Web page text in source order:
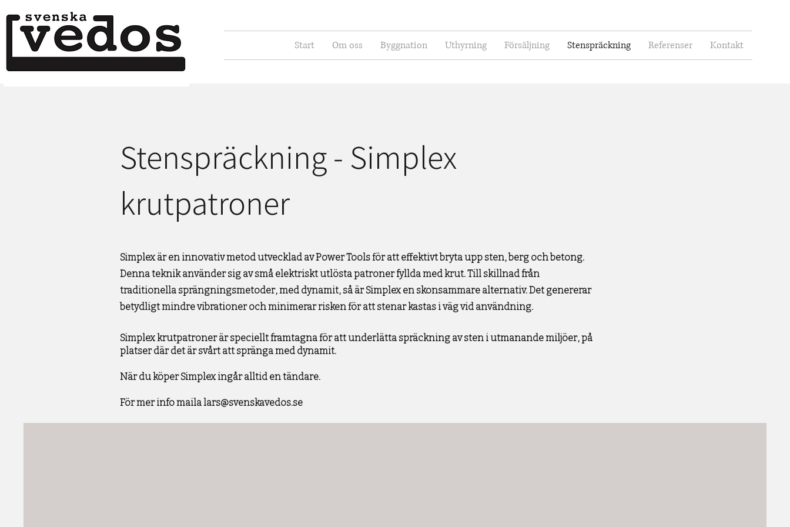
Start Om oss Byggnation Uthyrning Försäljning Stenspräckning Referenser Kontakt
Stenspräckning - Simplex
krutpatroner
Simplex är en innovativ metod utvecklad av Power Tools för att effektivt bryta upp sten, berg och betong.
Denna teknik använder sig av små elektriskt utlösta patroner fyllda med krut. Till skillnad från
traditionella sprängningsmetoder, med dynamit, så är Simplex en skonsammare alternativ. Det genererar
betydligt mindre vibrationer och minimerar risken för att stenar kastas i väg vid användning.
Simplex krutpatroner är speciellt framtagna för att underlätta spräckning av sten i utmanande miljöer, på
platser där det är svårt att spränga med dynamit.
När du köper Simplex ingår alltid en tändare.
För mer info mailalars@svenskavedos.se